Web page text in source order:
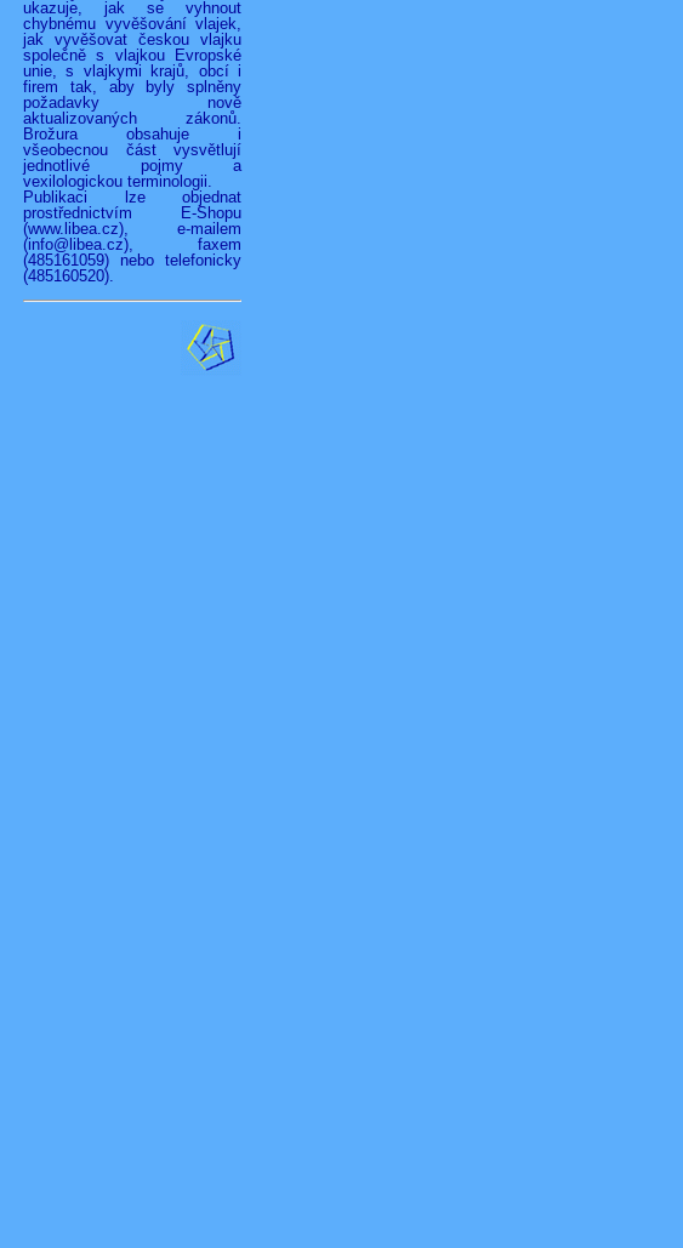
ukazuje, jak se vyhnout
chybnému vyvěšování vlajek,
jak vyvěšovat českou vlajku
společně s vlajkou Evropské
unie, s vlajkymi krajů, obcí i
firem tak, aby byly splněny
požadavky nově
aktualizovaných zákonů.
Brožura obsahuje i
všeobecnou část vysvětlují
jednotlivé pojmy a
vexilologickou terminologii.
Publikaci lze objednat
prostřednictvím E-Shopu
(www.libea.cz), e-mailem
(info@libea.cz), faxem
(485161059) nebo telefonicky
(485160520).